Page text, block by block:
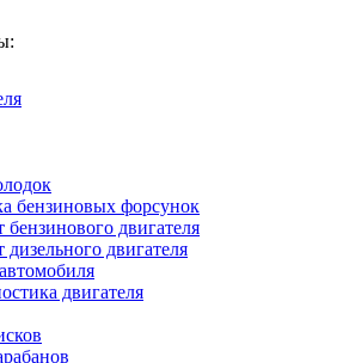
бензиновых форсунок
двигателя
двигателя
двигателя